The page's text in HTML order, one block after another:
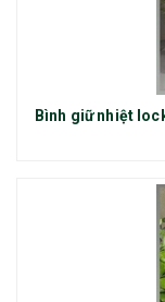
Bình giữ nhiệt